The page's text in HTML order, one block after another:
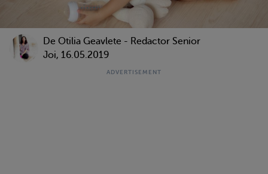
De Otilia Geavlete - Redactor Senior
Joi, 16.05.2019